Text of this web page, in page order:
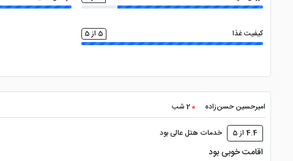
کیفیت غذا 5 از 5
امیرحسین حسن‌زاده 2 شب
4.4 از 5 خدمات هتل عالی بود
اقامت خوبی بود